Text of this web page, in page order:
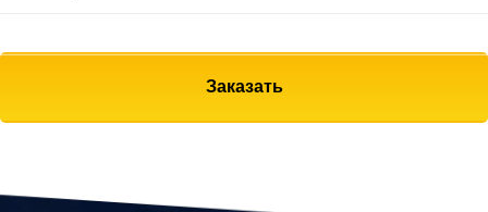
Заказать